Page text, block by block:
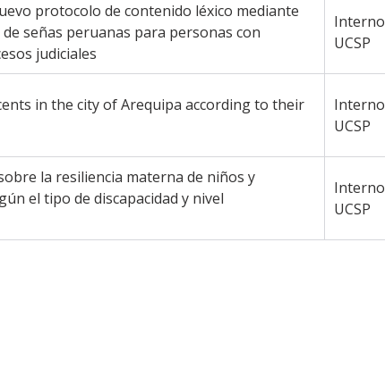
protocolo de contenido léxico mediante
señas peruanas para personas con
judiciales
Interno
UCSP
in the city of Arequipa according to their
Interno
UCSP
la resiliencia materna de niños y
el tipo de discapacidad y nivel
Interno
UCSP